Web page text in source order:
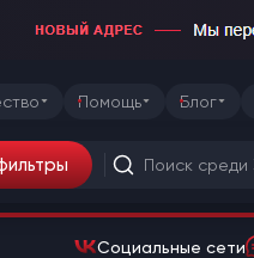
Помощь Блог
Социальные сети